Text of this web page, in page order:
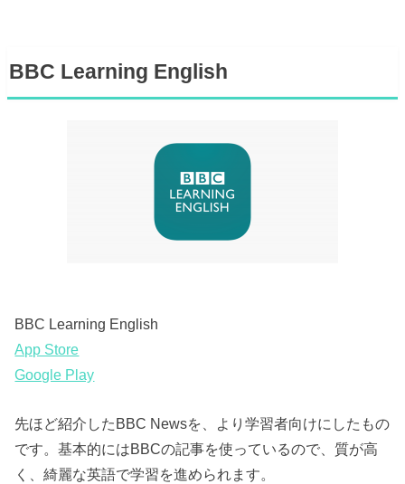
BBC Learning English
BBC Learning English
App Store
Google Play
先ほど紹介したBBC Newsを、より学習者向けにしたもの
です。基本的にはBBCの記事を使っているので、質が高
く、綺麗な英語で学習を進められます。